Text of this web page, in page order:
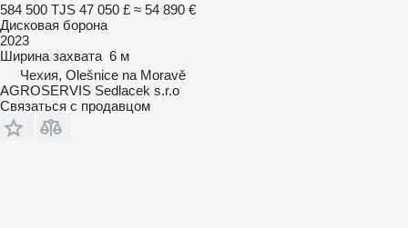
584 500 TJS 47 050 £ ≈ 54 890 €
Дисковая борона
2023
Ширина захвата 6 м
Чехия, Olešnice na Moravě
AGROSERVIS Sedlacek s.r.o
Связаться с продавцом